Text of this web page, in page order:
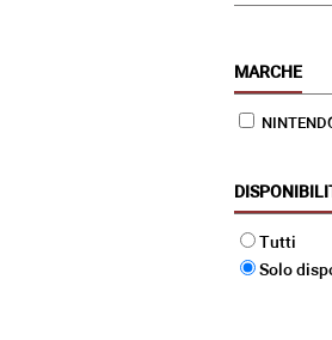
MARCHE
Tutti
Solo